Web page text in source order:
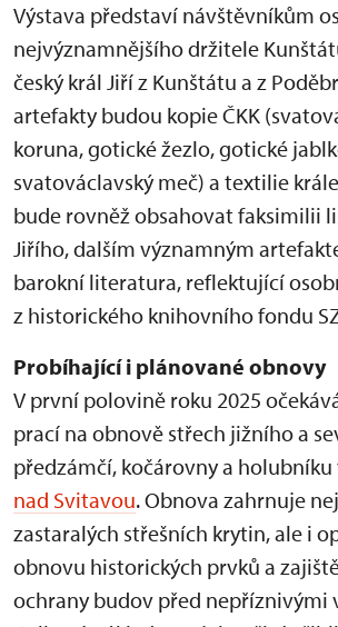
Výstava představí návštěvníkům
nejvýznamnějšího držitele
český král Jiří z Kunštátu a z
artefakty budou kopie ČKK
koruna, gotické žezlo, gotické
svatováclavský meč) a textilie
bude rovněž obsahovat faksimilii
Jiřího, dalším významným
barokní literatura, reflektující
z historického knihovního fondu
Probíhající i plánované obnovy
V první polovině roku 2025
prací na obnově střech jižního a
předzámčí, kočárovny a holubníku
nad Svitavou. Obnova zahrnuje
zastaralých střešních krytin, ale i
obnovu historických prvků a
ochrany budov před nepříznivými